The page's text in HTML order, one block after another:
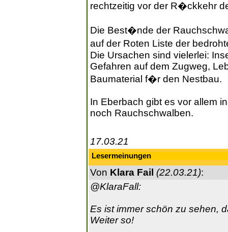
rechtzeitig vor der R�ckkehr
Die Best�nde der
auf der Roten Liste der
Die Ursachen sind vielerlei:
Gefahren auf dem Zugweg,
Baumaterial f�r den Nestbau.
In Eberbach gibt es vor allem
noch Rauchschwalben.
17.03.21
Lesermeinungen
Von Klara Fail (22.03.21):
@KlaraFall:
Es ist immer schön zu sehen,
Weiter so!